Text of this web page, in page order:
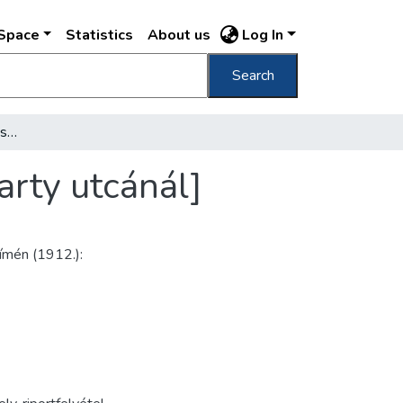
Statistics About us Log In
Search
[Kábelfektetés az Andrássy úton, a Vörösmarty utcánál]
utcánál]
(1912.):